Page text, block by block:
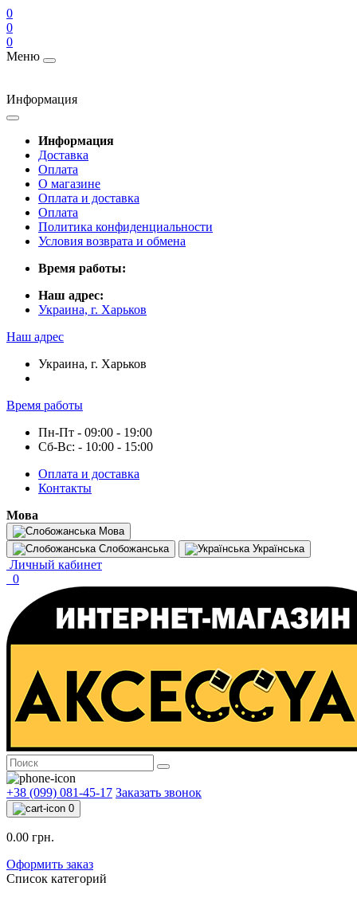
0
0
0
Меню
Информация
Информация
Доставка
Оплата
О магазине
Оплата и доставка
Оплата
Политика конфиденциальности
Условия возврата и обмена
Время работы:
Наш адрес:
Украина, г. Харьков
Наш адрес
Украина, г. Харьков
Время работы
Пн-Пт - 09:00 - 19:00
Сб-Вс: - 10:00 - 15:00
Оплата и доставка
Контакты
Мова
Мова
Слобожанська
Українська
Личный кабинет
0
+38 (099) 081-45-17 Заказать звонок
0
0.00 грн.
Оформить заказ
Список категорий